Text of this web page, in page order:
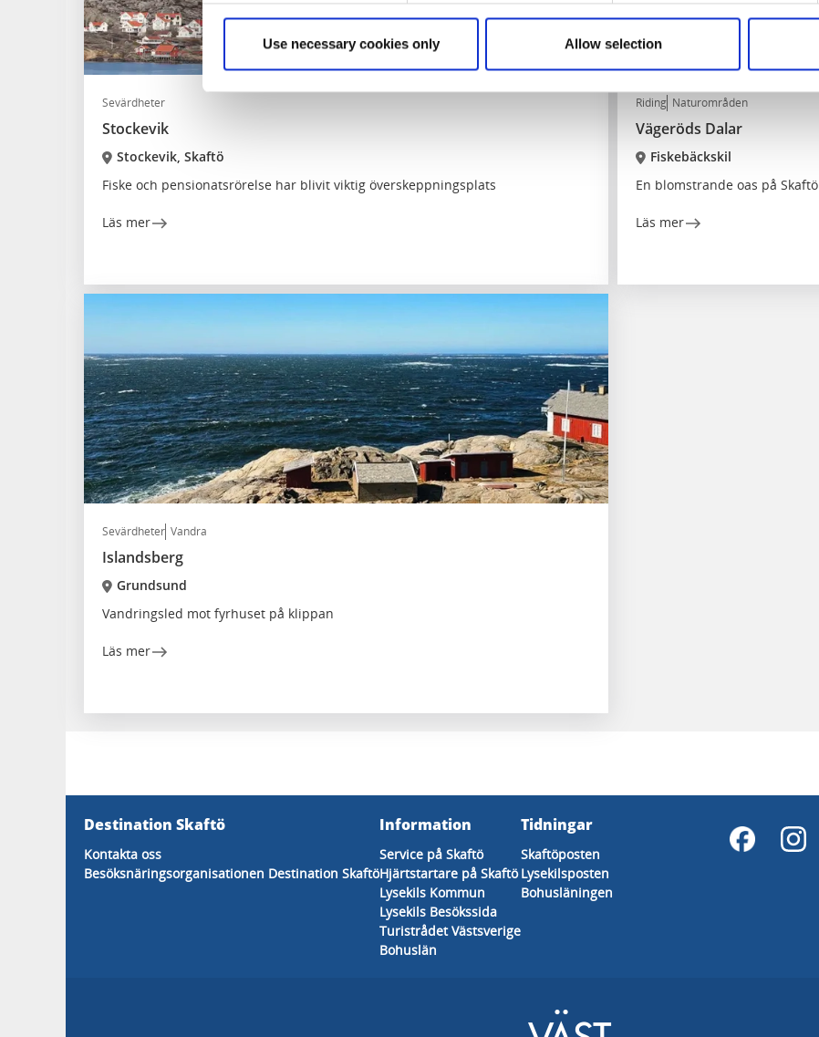
Use necessary cookies only Allow selection
Sevärdheter
Stockevik
Stockevik, Skaftö
Fiske och pensionatsrörelse har blivit viktig överskeppningsplats
Läs mer
Riding Naturområden
Vägeröds Dalar
Fiskebäckskil
En blomstrande oas på Skaftö
Läs mer
Sevärdheter Vandra
Islandsberg
Grundsund
Vandringsled mot fyrhuset på klippan
Läs mer
Destination Skaftö
Kontakta oss
Besöksnäringsorganisationen Destination Skaftö
Information
Service på Skaftö
Hjärtstartare på Skaftö
Lysekils Kommun
Lysekils Besökssida
Turistrådet Västsverige
Bohuslän
Tidningar
Skaftöposten
Lysekilsposten
Bohusläningen